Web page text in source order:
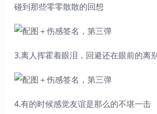
碰到那些零零散散的回想
3.离人挥霍着眼泪，回避还在眼前的离
4.有的时候感觉友谊是那么的不堪一击